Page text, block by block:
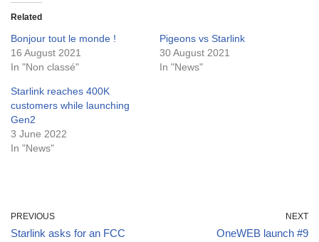
Related
Bonjour tout le monde !
16 August 2021
In "Non classé"
Pigeons vs Starlink
30 August 2021
In "News"
Starlink reaches 400K
customers while launching
Gen2
3 June 2022
In "News"
PREVIOUS
Starlink asks for an FCC
NEXT
OneWEB launch #9